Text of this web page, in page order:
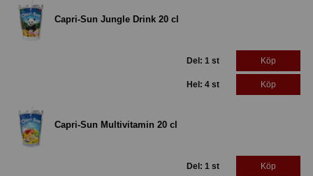
Capri-Sun Jungle Drink 20 cl
Del: 1 st Köp
Hel: 4 st Köp
Capri-Sun Multivitamin 20 cl
Del: 1 st Köp